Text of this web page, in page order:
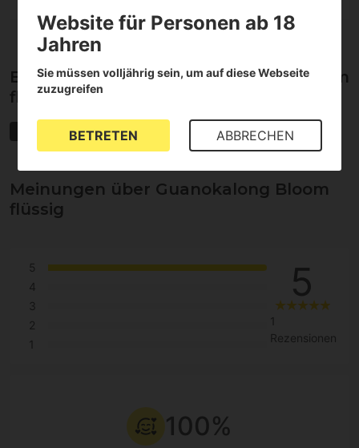
Eigenschaften von Guanokalong Bloom
flüssig
Blütephase Düngemittel für Erde
Meinungen über Guanokalong Bloom
flüssig
5
4
3
2
1
5
1
Rezensionen
100%
Website für Personen ab 18
Jahren
Sie müssen volljährig sein, um auf diese Webseite
zuzugreifen
BETRETEN ABBRECHEN